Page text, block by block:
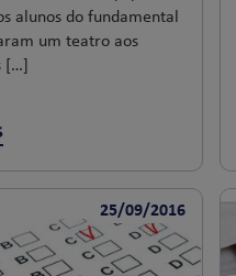
alunos do fundamental
um teatro aos
[…]
25/09/2016